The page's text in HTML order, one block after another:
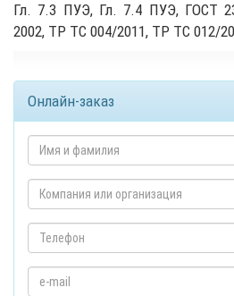
Гл. 7.3 ПУЭ, Гл. 7.4 ПУЭ, ГОСТ
2002, ТР ТС 004/2011, ТР ТС 012/
Онлайн-заказ